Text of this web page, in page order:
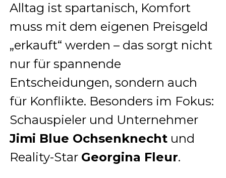
Alltag ist spartanisch, Komfort
muss mit dem eigenen Preisgeld
„erkauft“ werden – das sorgt nicht
nur für spannende
Entscheidungen, sondern auch
für Konflikte. Besonders im Fokus:
Schauspieler und Unternehmer
Jimi Blue Ochsenknechtund
Reality-Star Georgina Fleur.